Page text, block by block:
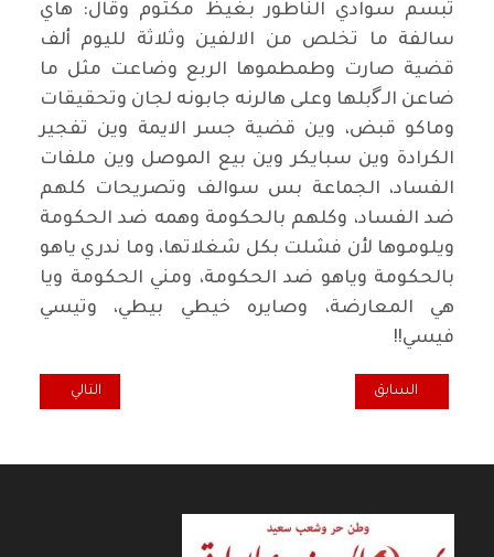
تبسم سوادي الناطور بغيظ مكتوم وقال: هاي
سالفة ما تخلص من الالفين وثلاثة لليوم ألف
قضية صارت وطمطموها الربع وضاعت مثل ما
ضاعن الـﮔبلها وعلى هالرنه جابونه لجان وتحقيقات
وماكو قبض، وين قضية جسر الايمة وين تفجير
الكرادة وين سبايكر وين بيع الموصل وين ملفات
الفساد، الجماعة بس سوالف وتصريحات كلهم
ضد الفساد، وكلهم بالحكومة وهمه ضد الحكومة
ويلوموها لأن فشلت بكل شغلاتها، وما ندري ياهو
بالحكومة وياهو ضد الحكومة، ومني الحكومة ويا
هي المعارضة، وصايره خيطي بيطي، وتيسي
فيسي!!
المقال السابق: وقفة اقتصادية.. نحو خطوات جادة لإيقاف تهريب العملة
السابق المقال التالي:
التالي